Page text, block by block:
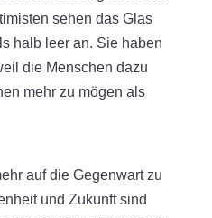
sehen das Glas
halb leer an. Sie haben
die Menschen dazu
mehr zu mögen als
auf die Gegenwart zu
und Zukunft sind